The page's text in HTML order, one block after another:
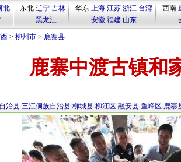
北
东北 辽宁 吉林
黑龙江
华东 上海 江苏 浙江 台湾
安徽 福建 山东
西南
> 柳州市> 鹿寨县
鹿寨中渡古镇和
治县 三江侗族自治县 柳城县 柳江区 融安县 鱼峰区 鹿寨